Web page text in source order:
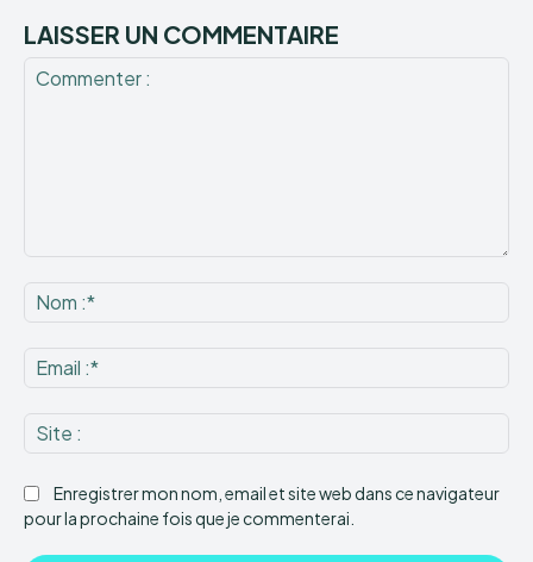
LAISSER UN COMMENTAIRE
:*
:*
:
Enregistrer mon nom, email et site web dans ce navigateur
pour la prochaine fois que je commenterai.